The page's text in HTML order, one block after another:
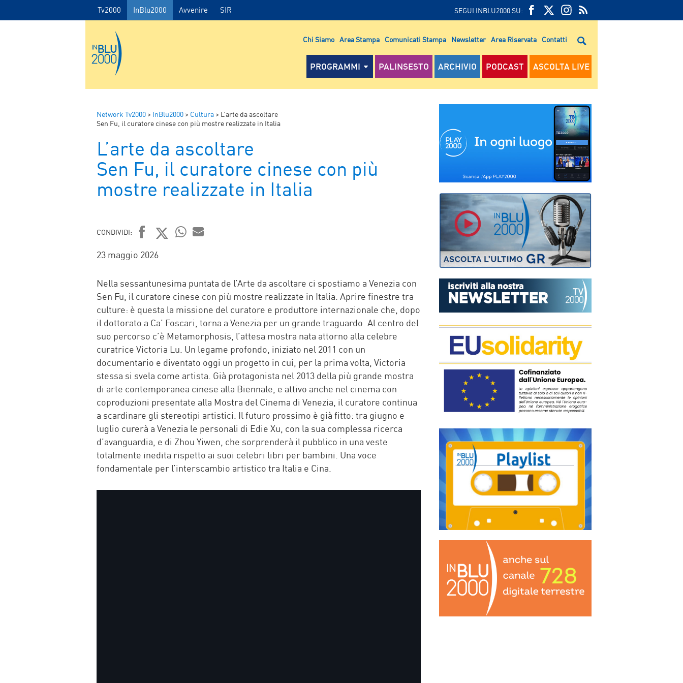
Tv2000 InBlu2000 Avvenire SIR SEGUI INBLU2000 SU:
FEED
RSS
RSS
Chi Siamo Area Stampa Comunicati Stampa Newsletter Area Riservata Contatti
PROGRAMMI PALINSESTO ARCHIVIO PODCAST ASCOLTA LIVE
Network Tv2000 > InBlu2000 > Cultura > L’arte da ascoltare
Sen Fu, il curatore cinese con più mostre realizzate in Italia
L’arte da ascoltare
Sen Fu, il curatore cinese con più
mostre realizzate in Italia
CONDIVIDI:
FACEBOOK
TWITTER
23 maggio 2026
Nella sessantunesima puntata de l’Arte da ascoltare ci spostiamo a Venezia con
Sen Fu, il curatore cinese con più mostre realizzate in Italia. Aprire finestre tra
culture: è questa la missione del curatore e produttore internazionale che, dopo
il dottorato a Ca’ Foscari, torna a Venezia per un grande traguardo. Al centro del
suo percorso c’è Metamorphosis, l’attesa mostra nata attorno alla celebre
curatrice Victoria Lu. Un legame profondo, iniziato nel 2011 con un
documentario e diventato oggi un progetto in cui, per la prima volta, Victoria
stessa si svela come artista. Già protagonista nel 2013 della più grande mostra
di arte contemporanea cinese alla Biennale, e attivo anche nel cinema con
coproduzioni presentate alla Mostra del Cinema di Venezia, il curatore continua
a scardinare gli stereotipi artistici. Il futuro prossimo è già fitto: tra giugno e
luglio curerà a Venezia le personali di Edie Xu, con la sua complessa ricerca
d’avanguardia, e di Zhou Yiwen, che sorprenderà il pubblico in una veste
totalmente inedita rispetto ai suoi celebri libri per bambini. Una voce
fondamentale per l’interscambio artistico tra Italia e Cina.